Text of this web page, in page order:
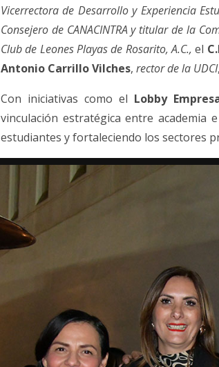
Vicerrectora de Desarrollo y Experiencia
Consejero de CANACINTRA y titular de la
Club de Leones Playas de Rosarito, A.C., el
Antonio Carrillo Vilches, rector de la UDCI
Con iniciativas como el Lobby
vinculación estratégica entre academia
estudiantes y fortaleciendo los sectores